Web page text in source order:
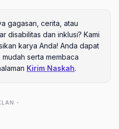
gagasan, cerita, atau
disabilitas dan inklusi? Kami
karya Anda! Anda dapat
serta membaca
Kirim Naskah.
-